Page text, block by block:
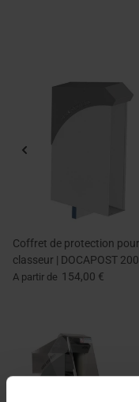
Coffret de protection pour
classeur | DOCAPOST 200
A partir de 154,00 €